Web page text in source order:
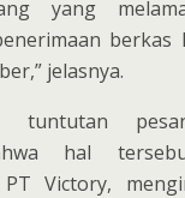
yang
berkas
jelasnya.
tuntutan
hal
Victory,